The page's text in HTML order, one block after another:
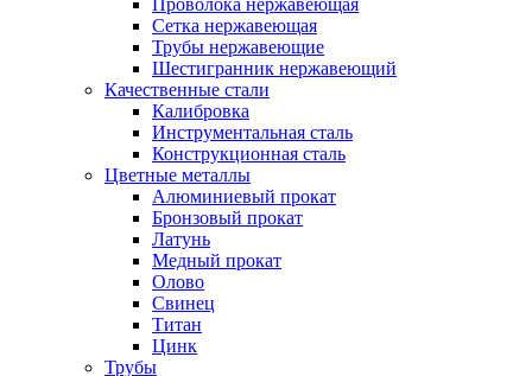
Проволока нержавеющая
Сетка нержавеющая
Трубы нержавеющие
Шестигранник нержавеющий
Качественные стали
Калибровка
Инструментальная сталь
Конструкционная сталь
Цветные металлы
Алюминиевый прокат
Бронзовый прокат
Латунь
Медный прокат
Олово
Свинец
Титан
Цинк
Трубы